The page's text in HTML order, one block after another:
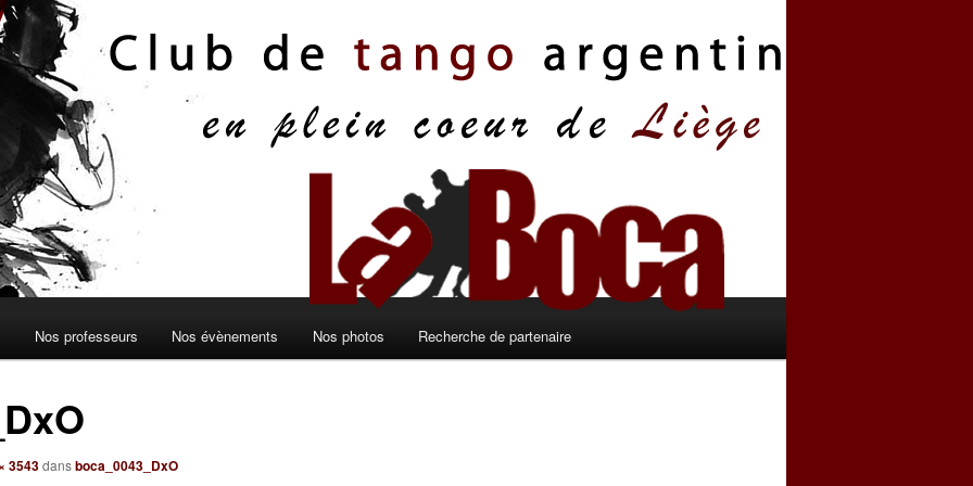
Nos professeurs Nos évènements Nos photos Recherche de partenaire
3543dansboca_0043_DxO